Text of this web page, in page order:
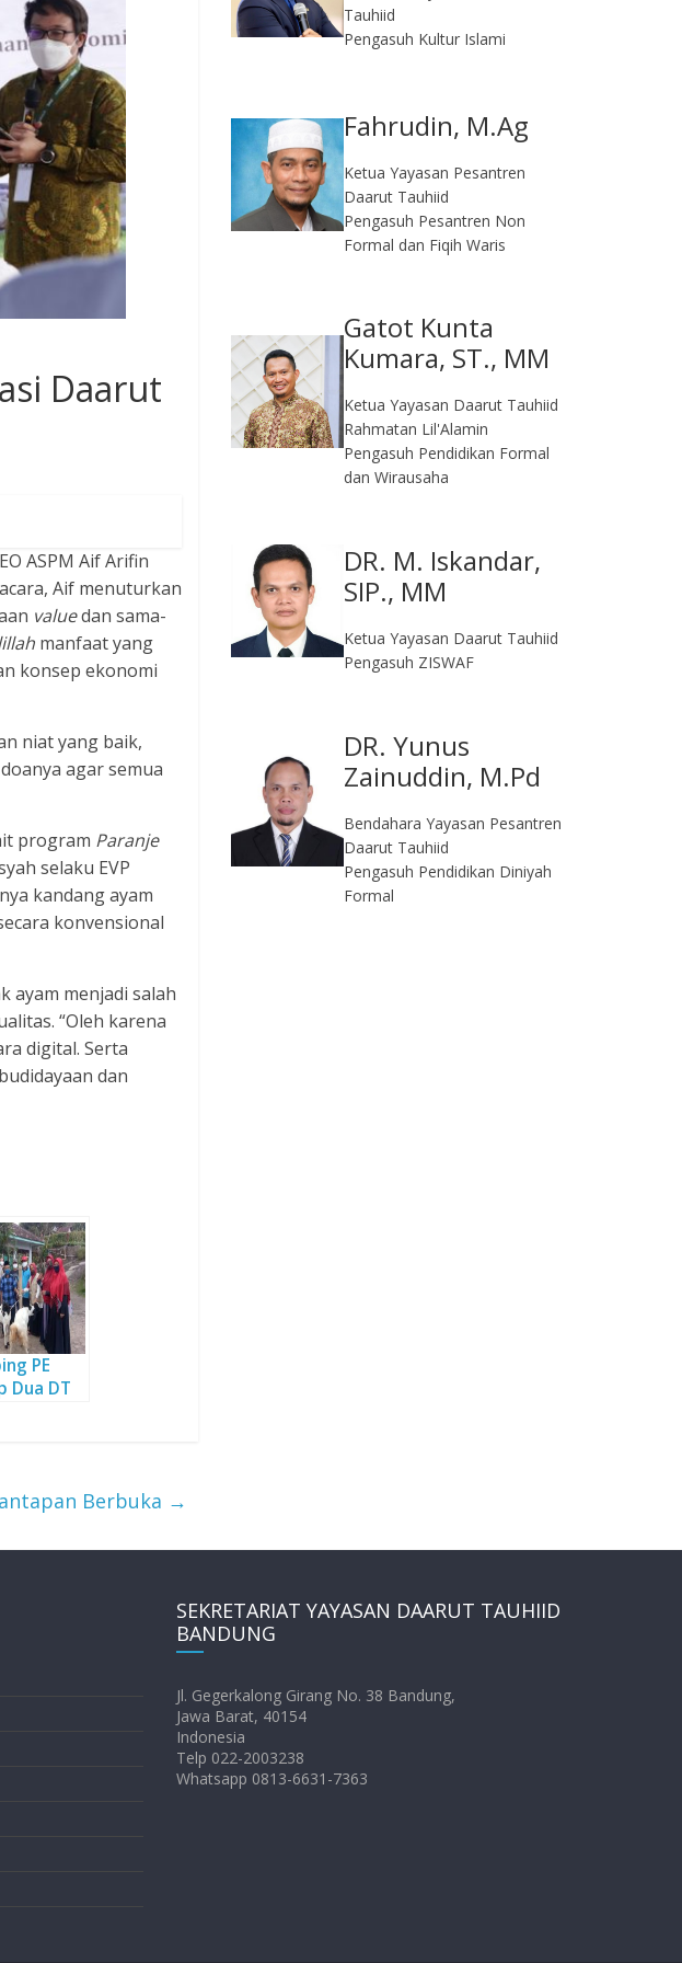
Daarut
ASPM Aif Arifin
Aif menuturkan
valuedan sama-
manfaat yang
konsep ekonomi
niat yang baik,
agar semua
program Paranje
selaku EVP
kandang ayam
konvensional
ayam menjadi salah
“Oleh karena
digital. Serta
dan
PE
Dua DT
Berbuka →
Tauhiid
Pengasuh Kultur Islami
Fahrudin, M.Ag​
Ketua Yayasan Pesantren
Daarut Tauhiid
Pengasuh Pesantren Non
Formal dan Fiqih Waris
Gatot Kunta
Kumara, ST., MM
Ketua Yayasan Daarut Tauhiid
Rahmatan Lil'Alamin
Pengasuh Pendidikan Formal
dan Wirausaha
DR. M. Iskandar,
SIP., MM
Ketua Yayasan Daarut Tauhiid
Pengasuh ZISWAF
DR. Yunus
Zainuddin, M.Pd
Bendahara Yayasan Pesantren
Daarut Tauhiid
Pengasuh Pendidikan Diniyah
Formal
SEKRETARIAT YAYASAN DAARUT TAUHIID
BANDUNG
Jl. Gegerkalong Girang No. 38 Bandung,
Jawa Barat, 40154
Indonesia
Telp 022-2003238
Whatsapp 0813-6631-7363